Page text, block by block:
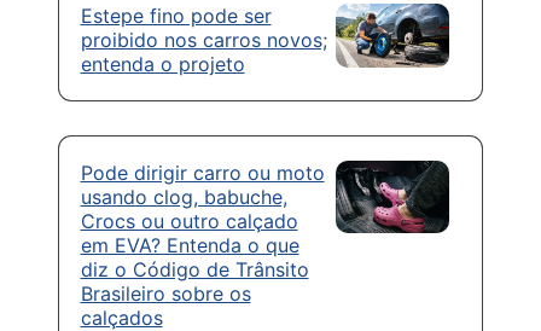
Estepe fino pode ser
proibido nos carros novos;
entenda o projeto
Pode dirigir carro ou moto
usando clog, babuche,
Crocs ou outro calçado
em EVA? Entenda o que
diz o Código de Trânsito
Brasileiro sobre os
calçados